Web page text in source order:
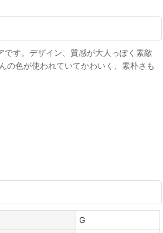
です。デザイン、質感が大人っぽく素敵
の色が使われていてかわいく、素朴さも
G